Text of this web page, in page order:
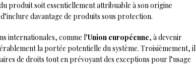
produit soit essentiellement attribuable à son origine
davantage de produits sous protection.
internationales, comme l’Union européenne, à devenir
la portée potentielle du système. Troisièmement, il
de droits tout en prévoyant des exceptions pour l’usage